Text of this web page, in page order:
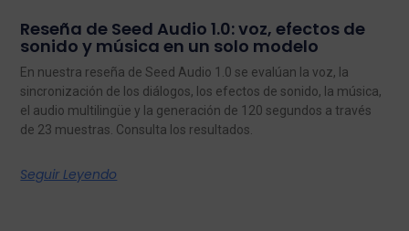
Reseña de Seed Audio 1.0: voz, efectos de
sonido y música en un solo modelo
En nuestra reseña de Seed Audio 1.0 se evalúan la voz, la
sincronización de los diálogos, los efectos de sonido, la música,
el audio multilingüe y la generación de 120 segundos a través
de 23 muestras. Consulta los resultados.
Seguir Leyendo